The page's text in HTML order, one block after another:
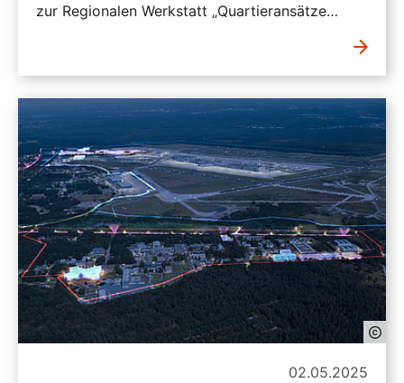
zur Regionalen Werkstatt „Quartieransätze…
02.05.2025